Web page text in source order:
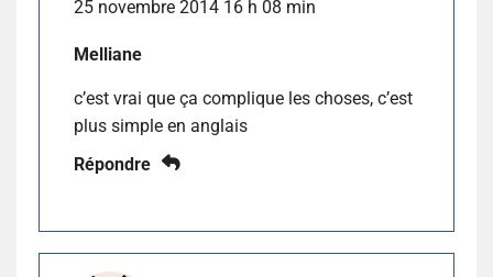
25 novembre 2014 16 h 08 min
Melliane
c’est vrai que ça complique les choses, c’est
plus simple en anglais
Répondre